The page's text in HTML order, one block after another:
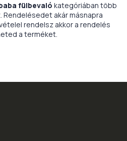
fülbevaló kategóriában több
akár másnapra
rendelsz akkor a rendelés
a terméket.